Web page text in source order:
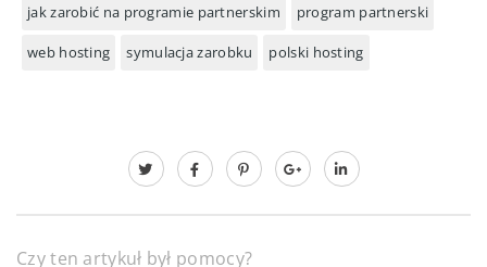
jak zarobić na programie partnerskim program partnerski
web hosting symulacja zarobku polski hosting
Czy ten artykuł był pomocy?